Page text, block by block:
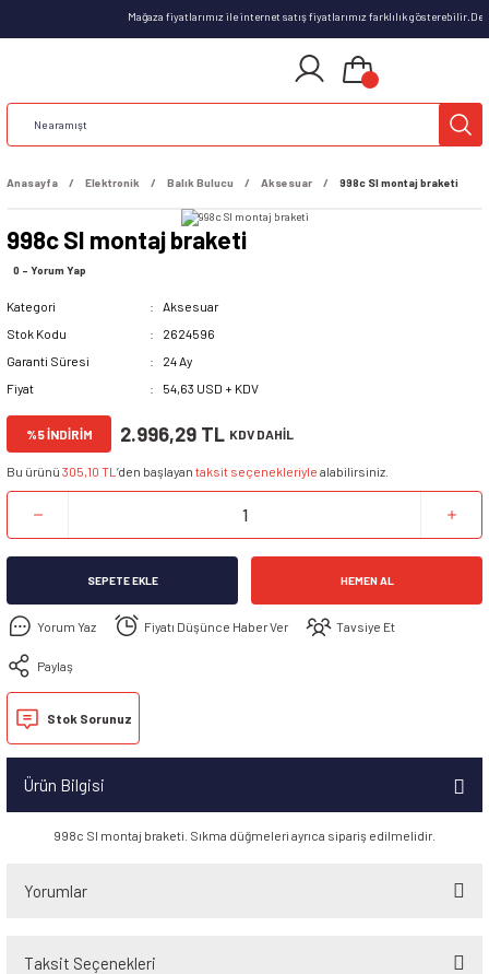
Mağaza fiyatlarımız ile internet satış fiyatlarımız farklılık
Anasayfa Elektronik Balık Bulucu Aksesuar 998c SI montaj braketi
998c SI montaj braketi
0 - Yorum Yap
Kategori
Aksesuar
Stok Kodu
2624596
Garanti Süresi
24 Ay
Fiyat
54,63 USD + KDV
%5 İNDİRİM 2.996,29 TL KDV DAHİL
Bu ürünü 305,10 TL ’den başlayan taksit seçenekleriyle alabilirsiniz.
SEPETE EKLE HEMEN AL
Yorum Yaz Fiyatı Düşünce Haber Ver Tavsiye Et
Paylaş
Stok Sorunuz
Ürün Bilgisi
998c SI montaj braketi. Sıkma düğmeleri ayrıca sipariş edilmelidir.
Yorumlar
Taksit Seçenekleri